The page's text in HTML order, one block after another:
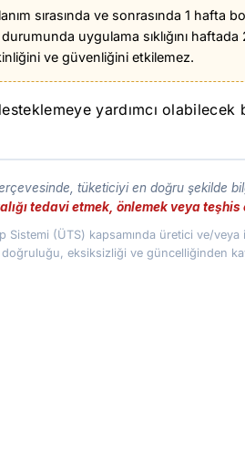
sırasında ve sonrasında 1
uygulama sıklığını
ve güvenliğini etkilemez.
yardımcı olabilecek
tüketiciyi en doğru şekilde
tedavi etmek, önlemek veya teşhis
(ÜTS) kapsamında üretici ve/
doğruluğu, eksiksizliği ve güncelliğinden